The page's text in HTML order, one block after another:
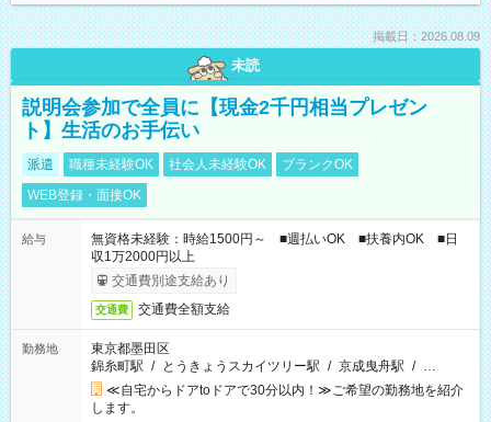
掲載日：2026.08.09
未読
説明会参加で全員に【現金2千円相当プレゼン
ト】生活のお手伝い
派遣 職種未経験OK 社会人未経験OK
ブランクOK
WEB登録・面接OK
給与
無資格未経験：時給1500円～ ■週払いOK ■扶養内OK ■日
収1万2000円以上
交通費別途支給あり
交通費 交通費全額支給
勤務地
東京都墨田区
錦糸町駅 / とうきょうスカイツリー駅 / 京成曳舟駅 / …
≪自宅からドアtoドアで30分以内！≫ご希望の勤務地を紹介
します。